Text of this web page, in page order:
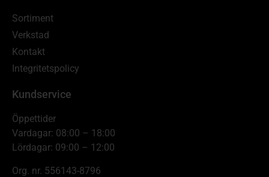
Sortiment
Verkstad
Kontakt
Integritetspolicy
Kundservice
Öppettider
Vardagar: 08:00 – 18:00
Lördagar: 09:00 – 12:00
Org. nr. 556143-8796